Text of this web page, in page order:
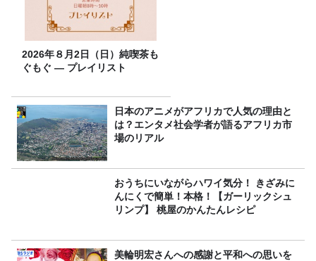
2026年８月2日（日）純喫茶も
ぐもぐ ― プレイリスト
日本のアニメがアフリカで人気の理由と
は？エンタメ社会学者が語るアフリカ市
場のリアル
おうちにいながらハワイ気分！ きざみに
んにくで簡単！本格！【ガーリックシュ
リンプ】 桃屋のかんたんレシピ
美輪明宏さんへの感謝と平和への思いを